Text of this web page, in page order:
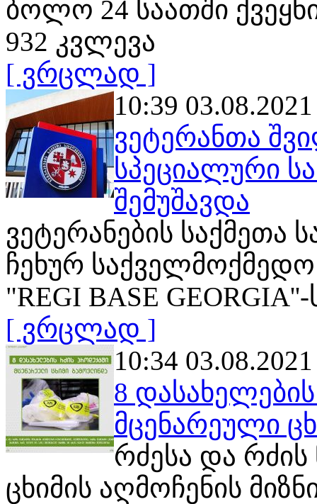
ბოლო 24 საათში
932 კვლევა
[ ვრცლად ]
10:39 03.08.2021
ვეტერანთა
სპეციალური
შემუშავდა
ვეტერანების საქმეთა
ჩეხურ
"REGI BASE
[ ვრცლად ]
10:34 03.08.2021
8
მცენარეული
რძესა და რძის
ცხიმის აღმოჩენის